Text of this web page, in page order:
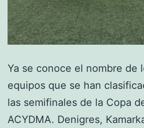
Ya se conoce el nombre de
equipos que se han
las semifinales de la Copa
ACYDMA. Denigres,